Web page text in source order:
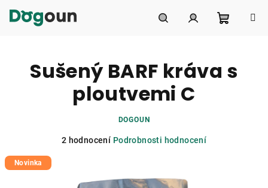
košík
Sušený BARF kráva s
ploutvemi C
DOGOUN
Průměrné
2 hodnocení Podrobnosti hodnocení
Novinka